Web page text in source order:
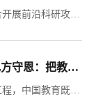
培养急需的高层次专业人才，联合开展前沿科研攻关，推进中外语言文化交流……自提出共建“一带一路”倡议以来，同济大学发挥学科资源优势，积极作为，携手共建“一带一路”国家，不断深化合作交流，扩大朋友圈，为把“一带一路”这幅宏伟蓝图化为壮丽多姿的“丝路画卷”持续增色添彩。“一带一路”建设急需专业人才支撑，同济人当仁不让，勇担重任。受国家知识产权局和教育部联合委托，位于同济的上海国际知识产权学院自2017年...
【文汇报】同济大学党委书记方守恩：把教育家精神融入高校办学治校全过程
​教育是一项长期、持久、宏阔的工程，中国教育既具有世界各国教育发展的共性特征，又具有鲜明的民族特色。习近平总书记提出的教育家精神，守望着五千年中华优秀教育思想中“师者匠心，止于至善”的价值追求、传承了“师者，所以传道，授业，解惑”的文化基因，蕴含着“因材施教”“善之本在教，教之本在师”的教育智慧，同时它又随着新时代的发展，被赋予了新内涵。教育家精神既符合马克思主义教育观的本质特征，坚持了教育的...